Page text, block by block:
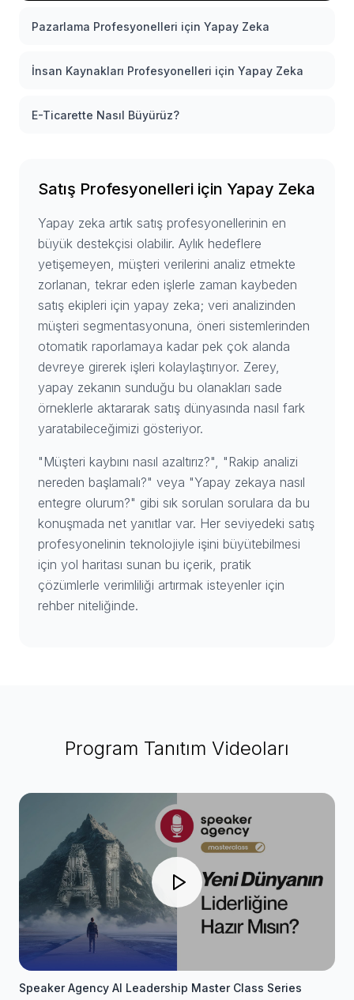
Pazarlama Profesyonelleri için Yapay Zeka
İnsan Kaynakları Profesyonelleri için Yapay Zeka
E-Ticarette Nasıl Büyürüz?
Satış Profesyonelleri için Yapay Zeka
Yapay zeka artık satış profesyonellerinin en
büyük destekçisi olabilir. Aylık hedeflere
yetişemeyen, müşteri verilerini analiz etmekte
zorlanan, tekrar eden işlerle zaman kaybeden
satış ekipleri için yapay zeka; veri analizinden
müşteri segmentasyonuna, öneri sistemlerinden
otomatik raporlamaya kadar pek çok alanda
devreye girerek işleri kolaylaştırıyor. Zerey,
yapay zekanın sunduğu bu olanakları sade
örneklerle aktararak satış dünyasında nasıl fark
yaratabileceğimizi gösteriyor.
"Müşteri kaybını nasıl azaltırız?", "Rakip analizi
nereden başlamalı?" veya "Yapay zekaya nasıl
entegre olurum?" gibi sık sorulan sorulara da bu
konuşmada net yanıtlar var. Her seviyedeki satış
profesyonelinin teknolojiyle işini büyütebilmesi
için yol haritası sunan bu içerik, pratik
çözümlerle verimliliği artırmak isteyenler için
rehber niteliğinde.
Program Tanıtım Videoları
Speaker Agency AI Leadership Master Class Series